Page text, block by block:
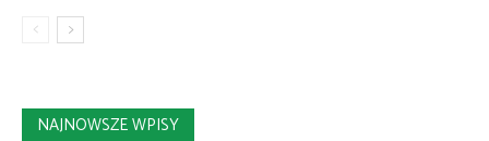
NAJNOWSZE WPISY